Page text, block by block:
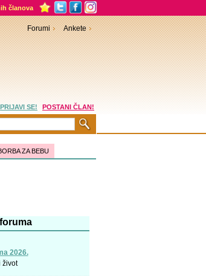
članova
ZA BEBU
2026.
život
Forumi Ankete
PRIJAVI SE! POSTANI ČLAN!